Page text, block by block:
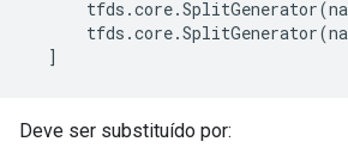
tfds .core.SplitGenerator(
tfds .core.SplitGenerator(
]
Deve ser substituído por: